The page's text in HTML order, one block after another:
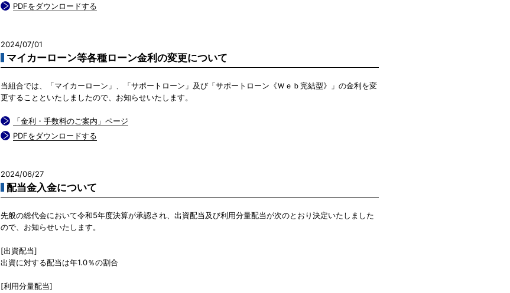
PDFをダウンロードする
2024/07/01
マイカーローン等各種ローン金利の変更について
当組合では、「マイカーローン」、「サポートローン」及び「サポートローン《Ｗｅｂ完結型》」の金利を変
更することといたしましたので、お知らせいたします。
「金利・手数料のご案内」ページ
PDFをダウンロードする
2024/06/27
配当金入金について
先般の総代会において令和5年度決算が承認され、出資配当及び利用分量配当が次のとおり決定いたしました
ので、お知らせいたします。
[出資配当]
出資に対する配当は年1.0％の割合
[利用分量配当]